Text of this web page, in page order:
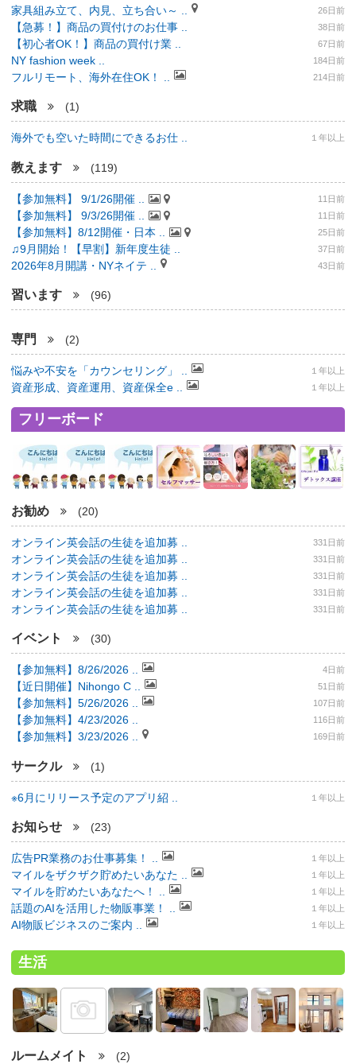
家具組み立て、内見、立ち合い～ .. 26日前
【急募！】商品の買付けのお仕事 .. 38日前
【初心者OK！】商品の買付け業 .. 67日前
NY fashion week .. 184日前
フルリモート、海外在住OK！ .. 214日前
求職 (1)
海外でも空いた時間にできるお仕 .. １年以上
教えます (119)
【参加無料】 9/1/26開催 .. 11日前
【参加無料】 9/3/26開催 .. 11日前
【参加無料】8/12開催・日本 .. 25日前
♫9月開始！【早割】新年度生徒 .. 37日前
2026年8月開講・NYネイテ .. 43日前
習います (96)
専門 (2)
悩みや不安を「カウンセリング」 .. １年以上
資産形成、資産運用、資産保全e .. １年以上
フリーボード
お勧め (20)
オンライン英会話の生徒を追加募 .. 331日前
オンライン英会話の生徒を追加募 .. 331日前
オンライン英会話の生徒を追加募 .. 331日前
オンライン英会話の生徒を追加募 .. 331日前
オンライン英会話の生徒を追加募 .. 331日前
イベント (30)
【参加無料】8/26/2026 .. 4日前
【近日開催】Nihongo C .. 51日前
【参加無料】5/26/2026 .. 107日前
【参加無料】4/23/2026 .. 116日前
【参加無料】3/23/2026 .. 169日前
サークル (1)
※6月にリリース予定のアプリ紹 .. １年以上
お知らせ (23)
広告PR業務のお仕事募集！ .. １年以上
マイルをザクザク貯めたいあなた .. １年以上
マイルを貯めたいあなたへ！ .. １年以上
話題のAIを活用した物販事業！ .. １年以上
AI物販ビジネスのご案内 .. １年以上
生活
ルームメイト (2)